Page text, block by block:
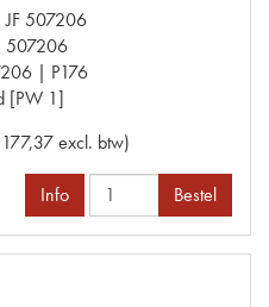
507206
507206
| P176
[PW 1]
excl. btw)
Info Bestel